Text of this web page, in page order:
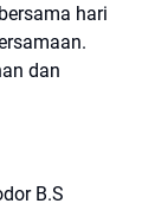
hari
dan
B.S